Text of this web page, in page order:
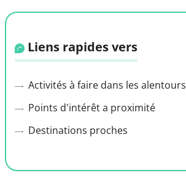
Liens rapides vers
Activités à faire dans les alentours
Points d'intérêt a proximité
Destinations proches